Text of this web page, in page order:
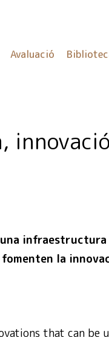
Avaluació
la
that can be